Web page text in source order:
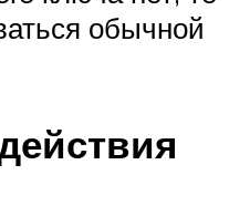
обычной